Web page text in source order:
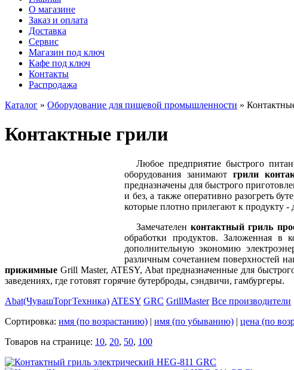
О магазине
Заказ и оплата
Доставка
Сервис
Магазин под ключ
Кафе под ключ
Контакты
Распродажа
Каталог » Оборудование для пищевой промышленности »
Контактные грили
Любое предприятие быстрого
оборудования занимают грили
предназначены для быстрого
и без, а также оперативно разогреть
которые плотно прилегают к продукту -
Замечателенконтактный гриль
обработки продуктов. Заложенная в
дополнительную экономию
различным сочетанием поверхностей
прижимные Grill Master, ATESY, Abat предназначенные для
заведениях, где готовят горячие бутерброды, сэндвичи, гамбургеры.
Abat(ЧувашТоргТехника) ATESY GRC GrillMaster Все производители
Сортировка: имя (по возрастанию) | имя (по убыванию) | цена (по
Товаров на странице: 10, 20, 50, 100